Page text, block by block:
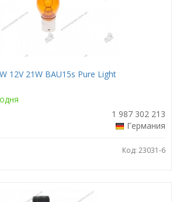
12V 21W BAU15s Pure Light
1 987 302 213
Германия
Код: 23031-6